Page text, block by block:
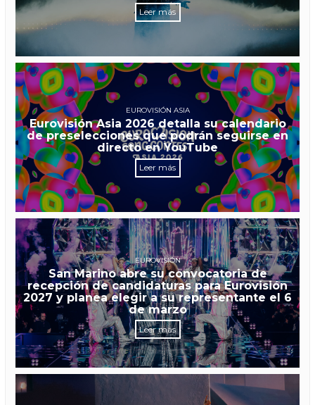
Leer más
EUROVISIÓN ASIA
Eurovisión Asia 2026 detalla su calendario
de preselecciones que podrán seguirse en
directo en YouTube
Leer más
EUROVISIÓN
San Marino abre su convocatoria de
recepción de candidaturas para Eurovisión
2027 y planea elegir a su representante el 6
de marzo
Leer más